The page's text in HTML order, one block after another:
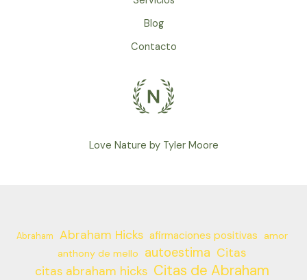
Blog
Contacto
Love Nature by Tyler Moore
Abraham Abraham Hicks afirmaciones positivas
amor
anthony de mello
autoestima Citas
citas abraham hicks Citas de Abraham